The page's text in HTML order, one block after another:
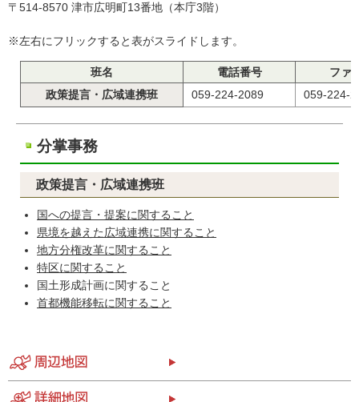
〒514-8570 津市広明町13番地（本庁3階）
※左右にフリックすると表がスライドします。
班名 電話番号
ファ
政策提言・広域連携班
059-224-2089 059-224-
分掌事務
政策提言・広域連携班
国への提言・提案に関すること
県境を越えた広域連携に関すること
地方分権改革に関すること
特区に関すること
国土形成計画に関すること
首都機能移転に関すること